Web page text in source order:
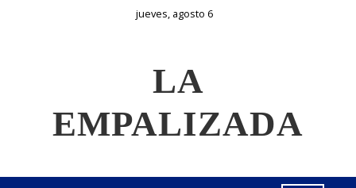
jueves, agosto 6
LA
EMPALIZADA